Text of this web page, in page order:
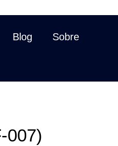
Blog Sobre
007)